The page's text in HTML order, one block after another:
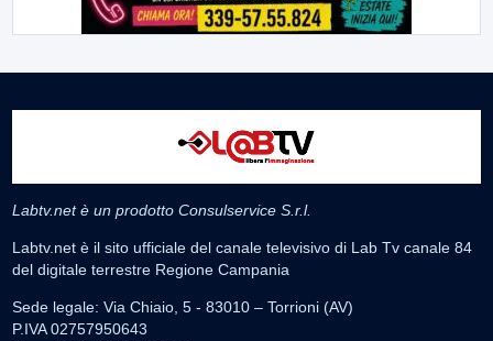
Labtv.net è un prodotto Consulservice S.r.l.
Labtv.net è il sito ufficiale del canale televisivo di Lab Tv canale 84
del digitale terrestre Regione Campania
Sede legale: Via Chiaio, 5 - 83010 – Torrioni (AV)
P.IVA 02757950643